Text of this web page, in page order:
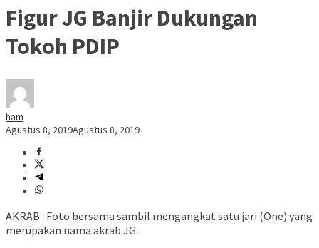
Figur JG Banjir Dukungan
Tokoh PDIP
ham
Agustus 8, 2019Agustus 8, 2019
AKRAB : Foto bersama sambil mengangkat satu jari (One) yang
merupakan nama akrab JG.